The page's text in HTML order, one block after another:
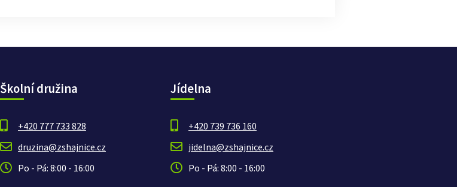
Školní družina
+420 777 733 828
druzina@zshajnice.cz
Po - Pá: 8:00 - 16:00
Jídelna
+420 739 736 160
jidelna@zshajnice.cz
Po - Pá: 8:00 - 16:00